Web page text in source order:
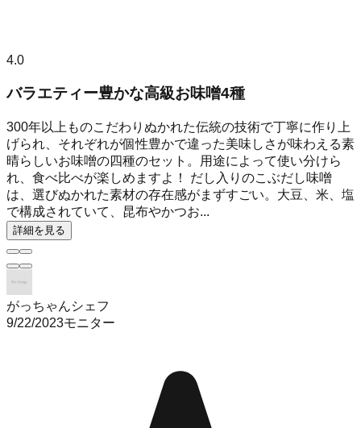
4.0
バラエティー豊かな高級お味噌4種
300年以上ものこだわりぬかれた伝統の技術で丁寧に作り上
げられ、それぞれが個性豊かで違った美味しさが味わえる素
晴らしいお味噌の四種のセット。用途によって使い分けら
れ、食べ比べが楽しめますよ！ だし入りのこぶだし味噌
は、選びぬかれた素材の存在感がまずすごい。大豆、米、塩
で構成されていて、昆布やかつお...
詳細を見る
がっちゃんシェフ
9/22/2023モニター